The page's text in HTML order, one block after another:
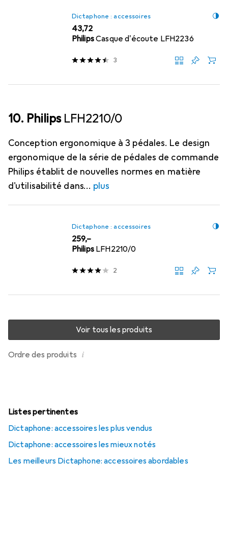
Dictaphone : accessoires
EUR
43,72
PhilipsCasque d'écoute LFH2236
3
10. PhilipsLFH2210/0
Conception ergonomique à 3 pédales. Le design
ergonomique de la série de pédales de commande
Philips établit de nouvelles normes en matière
d'utilisabilité dans
plus
Dictaphone : accessoires
EUR
259,–
Philips LFH2210/0
2
Ordre des produits i
Voir tous les produits
Listes pertinentes
Dictaphone: accessoires les plus vendus
Dictaphone: accessoires les mieux notés
Les meilleurs Dictaphone: accessoires abordables